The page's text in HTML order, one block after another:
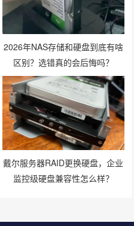
2026年NAS存储和硬盘到底有啥
区别？选错真的会后悔吗？
戴尔服务器RAID更换硬盘，企业
监控级硬盘兼容性怎么样？